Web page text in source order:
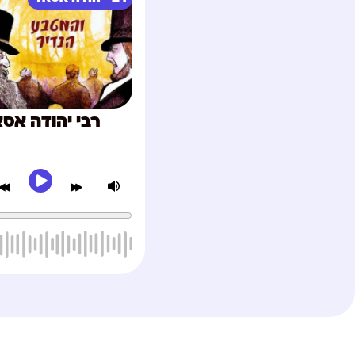
רבי יהודה